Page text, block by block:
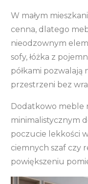
W małym
cenna, dlatego
nieodzownym
sofy, łóżka z
półkami
przestrzeni bez
Dodatkowo meble
minimalistycznym
poczucie lekkości
ciemnych szaf czy
powiększeniu